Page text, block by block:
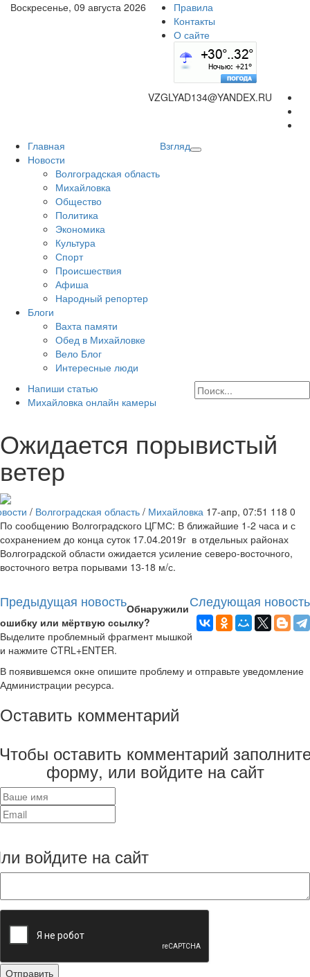
Воскресенье, 09 августа 2026
Правила
Контакты
О сайте
VZGLYAD134@YANDEX.RU
Главная
Новости
Волгоградская область
Михайловка
Общество
Политика
Экономика
Культура
Спорт
Происшествия
Афиша
Народный репортер
Блоги
Вахта памяти
Обед в Михайловке
Вело Блог
Интересные люди
Взгляд
Напиши статью
Михайловка онлайн камеры
Ожидается порывистый
ветер
/ Волгоградская область / Михайловка 17-апр, 07:51 118 0
По сообщению Волгоградского ЦГМС: В ближайшие 1-2 часа и с
сохранением до конца суток 17.04.2019г в отдельных районах
Волгоградской области ожидается усиление северо-восточного,
восточного ветра порывами 13-18 м/с.
Предыдущая новость Следующая новость
Обнаружили
ошибку или мёртвую ссылку?
Выделите проблемный фрагмент мышкой
и нажмите CTRL+ENTER.
В появившемся окне опишите проблему и отправьте уведомление
Администрации ресурса.
Оставить комментарий
оставить комментарий
форму, или войдите на сайт
войдите на сайт